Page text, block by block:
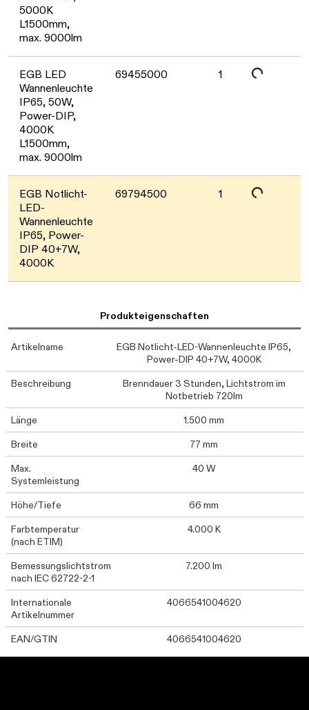
5000K
L1500mm,
max. 9000lm
EGB LED
Wannenleuchte
IP65, 50W,
Power-DIP,
4000K
L1500mm,
max. 9000lm
69455000 1
Daten werden geladen. Bitte warten...
EGB Notlicht-
LED-
Wannenleuchte
IP65, Power-
DIP 40+7W,
4000K
69794500 1
Daten werden geladen. Bitte warten...
Produkteigenschaften
Artikelname
EGB Notlicht-LED-Wannenleuchte IP65,
Power-DIP 40+7W, 4000K
Beschreibung
Brenndauer 3 Stunden, Lichtstrom im
Notbetrieb 720lm
Länge
1.500 mm
Breite
77 mm
Max.
Systemleistung
40 W
Höhe/Tiefe
66 mm
Farbtemperatur
(nach ETIM)
4.000 K
Bemessungslichtstrom
nach IEC 62722-2-1
7.200 lm
Internationale
Artikelnummer
4066541004620
EAN/GTIN 4066541004620